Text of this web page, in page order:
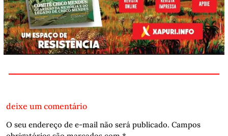
deixe um comentário
O seu endereço de e-mail não será publicado. Campos